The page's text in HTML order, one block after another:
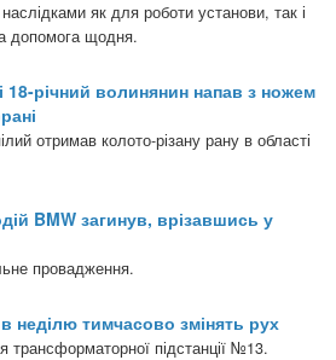
як для роботи установи, так і
допомога щодня.
18-річний волинянин напав з ножем
отримав колото-різану рану в області
BMW загинув, врізавшись у
провадження.
неділю тимчасово змінять рух
трансформаторної підстанції №13.